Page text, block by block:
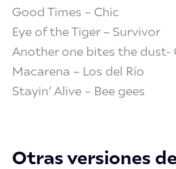
Good Times – Chic
Eye of the Tiger – Survivor
Another one bites the dust-
Macarena – Los del Río
Stayin’ Alive – Bee gees
Otras versiones